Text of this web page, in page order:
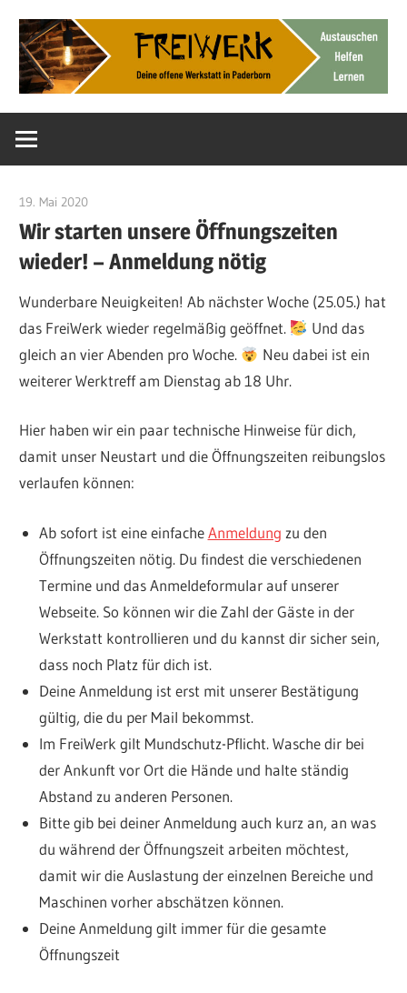
Inhalt
springen
FreiWerk
Paderborn
offene
19. Mai 2020
Wir starten unsere Öffnungszeiten
wieder! – Anmeldung nötig
Wunderbare Neuigkeiten! Ab nächster Woche (25.05.) hat
das FreiWerk wieder regelmäßig geöffnet.
Und das
gleich an vier Abenden pro Woche.
Neu dabei ist ein
weiterer Werktreff am Dienstag ab 18 Uhr.
Hier haben wir ein paar technische Hinweise für dich,
damit unser Neustart und die Öffnungszeiten reibungslos
verlaufen können:
Ab sofort ist eine einfacheAnmeldung zu den
Öffnungszeiten nötig. Du findest die verschiedenen
Termine und das Anmeldeformular auf unserer
Webseite. So können wir die Zahl der Gäste in der
Werkstatt kontrollieren und du kannst dir sicher sein,
dass noch Platz für dich ist.
Deine Anmeldung ist erst mit unserer Bestätigung
gültig, die du per Mail bekommst.
Im FreiWerk gilt Mundschutz-Pflicht. Wasche dir bei
der Ankunft vor Ort die Hände und halte ständig
Abstand zu anderen Personen.
Bitte gib bei deiner Anmeldung auch kurz an, an was
du während der Öffnungszeit arbeiten möchtest,
damit wir die Auslastung der einzelnen Bereiche und
Maschinen vorher abschätzen können.
Deine Anmeldung gilt immer für die gesamte
Öffnungszeit